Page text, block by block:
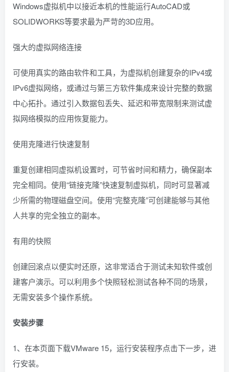
Windows虚拟机中以接近本机的性能运行AutoCAD或
SOLIDWORKS等要求最为严苛的3D应用。
强大的虚拟网络连接
可使用真实的路由软件和工具，为虚拟机创建复杂的IPv4或
IPv6虚拟网络，或通过与第三方软件集成来设计完整的数据
中心拓扑。通过引入数据包丢失、延迟和带宽限制来测试虚
拟网络模拟的应用恢复能力。
使用克隆进行快速复制
重复创建相同虚拟机设置时，可节省时间和精力，确保副本
完全相同。使用“链接克隆”快速复制虚拟机，同时可显著减
少所需的物理磁盘空间。使用“完整克隆”可创建能够与其他
人共享的完全独立的副本。
有用的快照
创建回滚点以便实时还原，这非常适合于测试未知软件或创
建客户演示。可以利用多个快照轻松测试各种不同的场景，
无需安装多个操作系统。
安装步骤
1、在本页面下载VMware 15，运行安装程序点击下一步，进
行安装。